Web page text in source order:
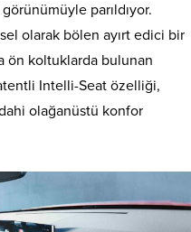
parıldıyor.
olarak bölen ayırt edici bir
ön koltuklarda bulunan
Intelli-Seat özelliği,
olağanüstü konfor